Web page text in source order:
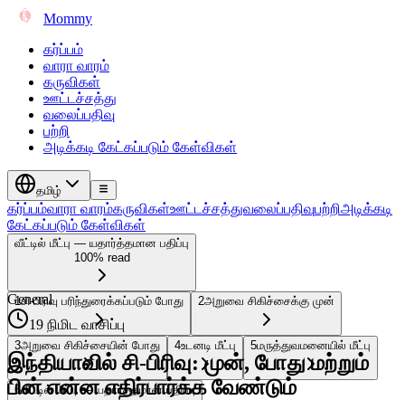
Mommy
கர்ப்பம்
வாரா வாரம்
கருவிகள்
ஊட்டச்சத்து
வலைப்பதிவு
பற்றி
அடிக்கடி கேட்கப்படும் கேள்விகள்
தமிழ்
கர்ப்பம்வாரா வாரம்கருவிகள்ஊட்டச்சத்துவலைப்பதிவுபற்றிஅடிக்கடி
கேட்கப்படும் கேள்விகள்
வீட்டில் மீட்பு — யதார்த்தமான பதிப்பு
100% read
1சி-பிரிவு பரிந்துரைக்கப்படும் போது 2அறுவை சிகிச்சைக்கு முன்
3அறுவை சிகிச்சையின் போது 4உடனடி மீட்பு 5மருத்துவமனையில் மீட்பு
6வீட்டில் மீட்பு — யதார்த்தமான பதிப்பு
General
19 நிமிட வாசிப்பு
இந்தியாவில் சி-பிரிவு: முன், போது மற்றும்
பின் என்ன எதிர்பார்க்க வேண்டும்